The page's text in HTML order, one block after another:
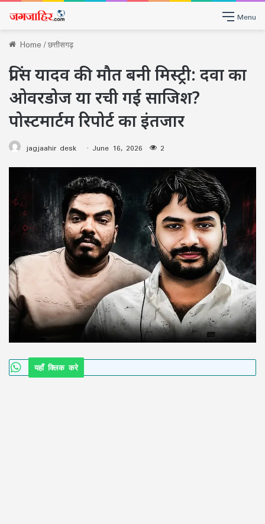
Menu
Home/छत्तीसगढ़
प्रिंस यादव की मौत बनी मिस्ट्री: दवा का
ओवरडोज या रची गई साजिश?
पोस्टमार्टम रिपोर्ट का इंतजार
jagjaahir desk June 16, 2026 2
यहाँ क्लिक करे